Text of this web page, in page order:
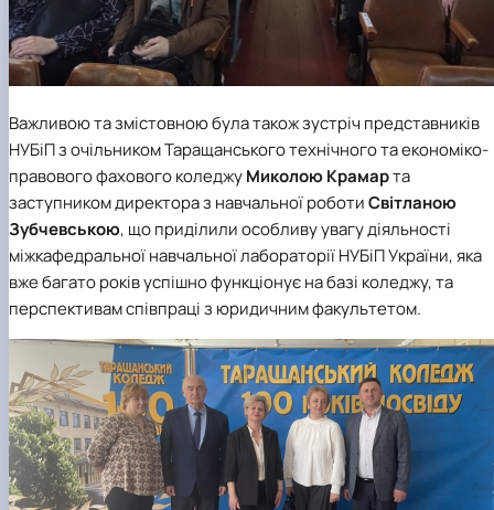
Важливою та змістовною була також зустріч представників
НУБіП з очільником Таращанського технічного та економіко-
правового фахового коледжуМиколою Крамарта
заступником директора з навчальної роботиСвітланою
Зубчевською, що приділили особливу увагу діяльності
міжкафедральної навчальної лабораторії НУБіП України, яка
вже багато років успішно функціонує на базі коледжу, та
перспективам співпраці з юридичним факультетом.